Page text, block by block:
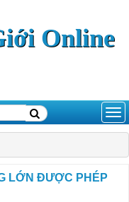
Online
LỚN ĐƯỢC PHÉP